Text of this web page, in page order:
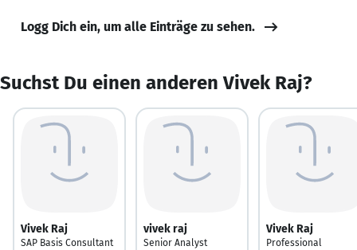
Logg Dich ein, um alle Einträge zu sehen.
Suchst Du einen anderen Vivek Raj?
Vivek Raj
SAP Basis Consultant
vivek raj
Senior Analyst
Vivek Raj
Professional